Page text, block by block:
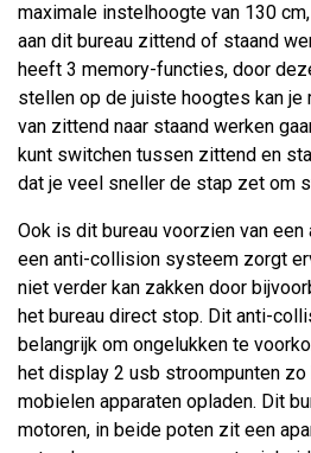
maximale instelhoogte van 130
aan dit bureau zittend of staand
heeft 3 memory-functies, door
stellen op de juiste hoogtes kan je
van zittend naar staand werken
kunt switchen tussen zittend en
dat je veel sneller de stap zet om
Ook is dit bureau voorzien van
een anti-collision systeem zorgt
niet verder kan zakken door
het bureau direct stop. Dit anti-
belangrijk om ongelukken te
het display 2 usb stroompunten
mobielen apparaten opladen. Dit
motoren, in beide poten zit een